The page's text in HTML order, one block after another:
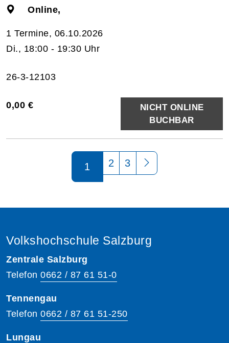
Online,
1 Termine, 06.10.2026
Di., 18:00 - 19:30 Uhr
26-3-12103
0,00 €
NICHT ONLINE
BUCHBAR
1 2 3
Volkshochschule Salzburg
Zentrale Salzburg
Telefon 0662 / 87 61 51-0
Tennengau
Telefon 0662 / 87 61 51-250
Lungau